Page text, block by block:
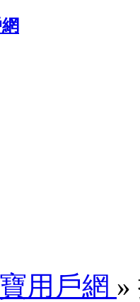
用戶網 »